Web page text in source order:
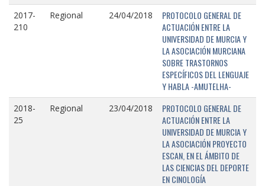
2017-
210
Regional 24/04/2018
PROTOCOLO GENERAL DE
ACTUACIÓN ENTRE LA
UNIVERSIDAD DE MURCIA Y
LA ASOCIACIÓN MURCIANA
SOBRE TRASTORNOS
ESPECÍFICOS DEL LENGUAJE
Y HABLA -AMUTELHA-
2018-
25
Regional 23/04/2018
PROTOCOLO GENERAL DE
ACTUACIÓN ENTRE LA
UNIVERSIDAD DE MURCIA Y
LA ASOCIACIÓN PROYECTO
ESCAN, EN EL ÁMBITO DE
LAS CIENCIAS DEL DEPORTE
EN CINOLOGÍA